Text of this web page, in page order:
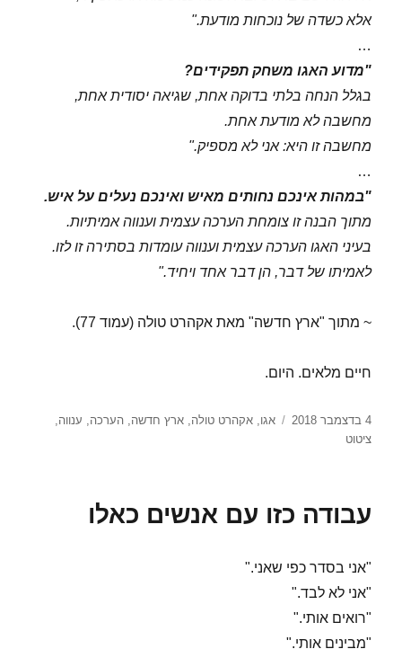
אלא כשדה של נוכחות מודעת."
…
"מדוע האגו משחק תפקידים?
בגלל הנחה בלתי בדוקה אחת, שגיאה יסודית אחת,
מחשבה לא מודעת אחת.
מחשבה זו היא: אני לא מספיק."
…
"במהות אינכם נחותים מאיש ואינכם נעלים על איש.
מתוך הבנה זו צומחת הערכה עצמית וענווה אמיתיות.
בעיני האגו הערכה עצמית וענווה עומדות בסתירה זו לזו.
לאמיתו של דבר, הן דבר אחד ויחיד."
~ מתוך "ארץ חדשה" מאת אקהרט טולה (עמוד 77).
חיים מלאים. היום.
פורסם
בתאריך
4 בדצמבר 2018 תגיות
אגו,אקהרט טולה,ארץ חדשה,הערכה, ענווה,
ציטוט
עבודה כזו עם אנשים כאלו
"אני בסדר כפי שאני."
"אני לא לבד."
"רואים אותי."
"מבינים אותי."